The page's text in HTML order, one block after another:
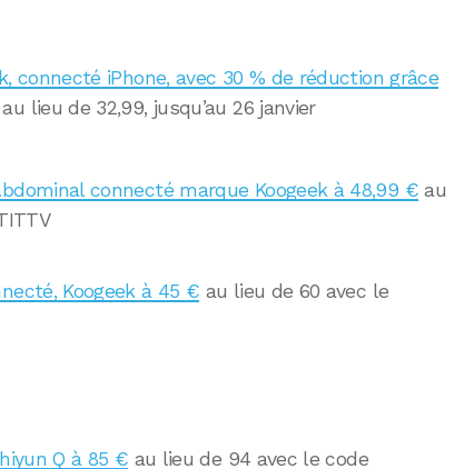
connecté iPhone, avec 30 % de réduction grâce
au lieu de 32,99, jusqu’au 26 janvier
connecté marque Koogeek à 48,99 €au
Koogeek à 45 € au lieu de 60 avec le
Q à 85 € au lieu de 94 avec le code